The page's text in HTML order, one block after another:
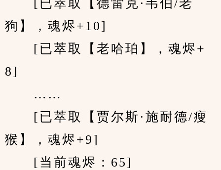
[已萃取【德雷克·韦伯/老
狗】，魂烬+10]
[已萃取【老哈珀】，魂烬+
8]
……
[已萃取【贾尔斯·施耐德/瘦
猴】，魂烬+9]
[当前魂烬：65]